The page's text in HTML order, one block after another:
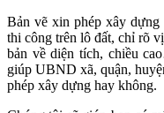
Bản vẽ xin phép xây dựng
thi công trên lô đất, chỉ rõ
bản về diện tích, chiều
giúp UBND xã, quận,
phép xây dựng hay không.